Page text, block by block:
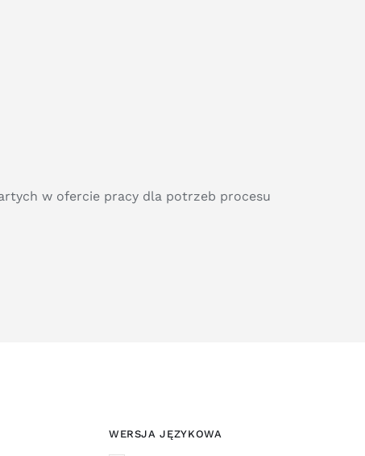
w ofercie pracy dla potrzeb procesu
WERSJA JĘZYKOWA